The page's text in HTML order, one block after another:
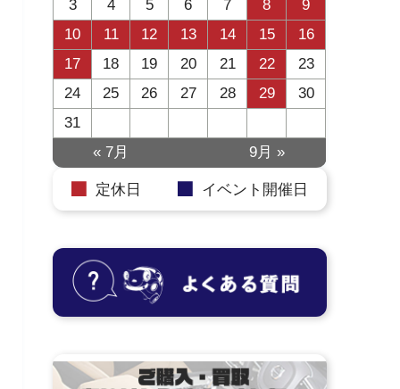
3
4 5 6 7 8
9
10
11 12 13 14 15
16
17
18 19 20 21 22
23
24
25 26 27 28 29
30
31
« 7月
9月 »
定休日 イベント開催日